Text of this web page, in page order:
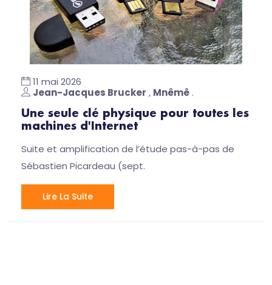
11 mai 2026
Jean-Jacques Brucker , Mnêmê .
Une seule clé physique pour toutes les
machines d'Internet
Suite et amplification de l’étude pas-à-pas de
Sébastien Picardeau (sept.
Lire La Suite